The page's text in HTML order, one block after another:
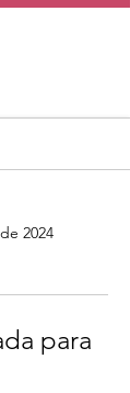
2024
para